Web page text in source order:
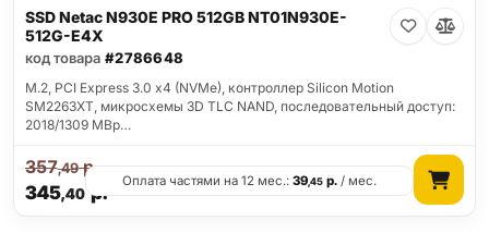
SSD Netac N930E PRO 512GB NT01N930E-
512G-E4X
код товара #2786648
M.2, PCI Express 3.0 x4 (NVMe), контроллер Silicon Motion
SM2263XT, микросхемы 3D TLC NAND, последовательный доступ:
2018/1309 MBp…
345,40р.
357,49р.
Оплата частями на 12 мес.:39,45 р. / мес.